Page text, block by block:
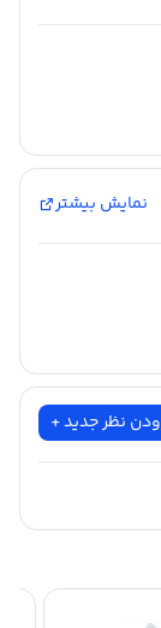
نمایش بیشتر
نظر جدید +